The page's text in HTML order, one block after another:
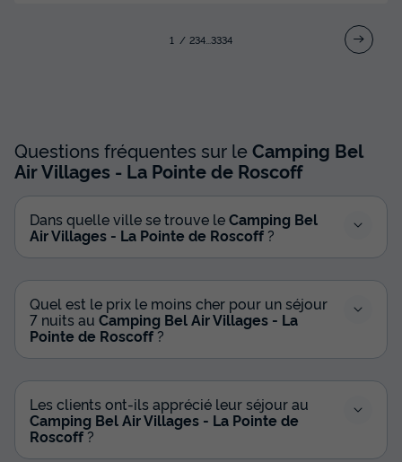
1 234 ...3334
Questions fréquentes sur leCamping Bel
Air Villages - La Pointe de Roscoff
Dans quelle ville se trouve leCamping Bel
Air Villages - La Pointe de Roscoff ?
Quel est le prix le moins cher pour un séjour
7 nuits au Camping Bel Air Villages - La
Pointe de Roscoff?
Les clients ont-ils apprécié leur séjour au
Camping Bel Air Villages - La Pointe de
Roscoff?